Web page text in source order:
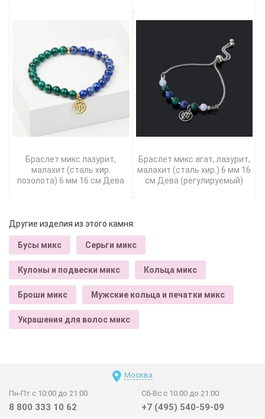
Браслет микс лазурит,
малахит (сталь хир.
позолота) 6 мм 16 см Дева
Браслет микс агат, лазурит,
малахит (сталь хир.) 6 мм 16
см Дева (регулируемый)
Другие изделия из этого камня:
Бусы микс Серьги микс
Кулоны и подвески микс Кольца микс
Броши микс Мужские кольца и печатки микс
Украшения для волос микс
Москва
Пн-Пт с 10:00 до 21:00
8 800 333 10 62
Сб-Вс с 10:00 до 21:00
+7 (495) 540-59-09